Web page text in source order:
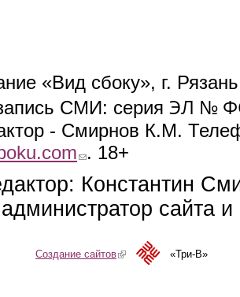
«Вид сбоку», г.
СМИ: серия ЭЛ №
- Смирнов К.М.
(link sends e-mail)
. 18+
Константин
сайта
Создание сайтов(link is external)«Три-В»